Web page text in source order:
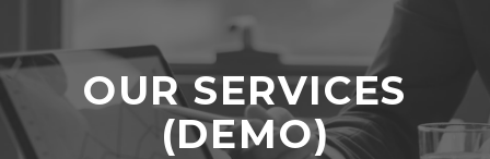
OUR SERVICES
(DEMO)